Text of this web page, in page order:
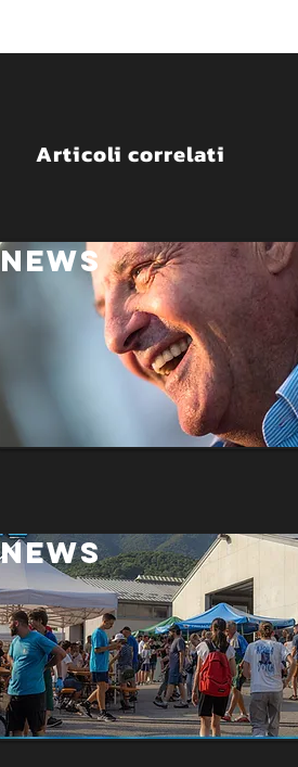
Articoli correlati
NEWS
NEWS